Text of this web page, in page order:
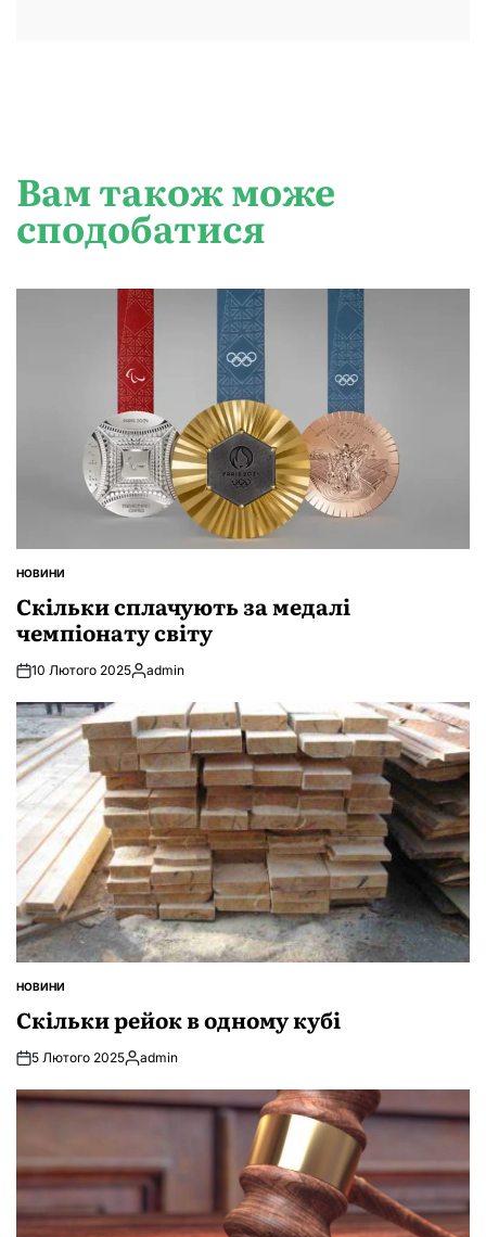
Вам також може
сподобатися
ОПУБЛІКУВАТИ
НОВИНИ
Скільки сплачують за медалі
чемпіонату світу
10 Лютого 2025Опубліковано
admin
ОПУБЛІКУВАТИ
НОВИНИ
Скільки рейок в одному кубі
5 Лютого 2025Опубліковано
admin